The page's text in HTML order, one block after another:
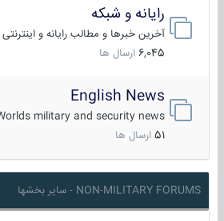
رایانه و شبکه
آخرین خبرها و مطالب رایانه و اینترنتی
6,045 ارسال ها
English News
Worlds military and security news
51 ارسال ها
NON-MILITARY FORUMS - سایر بخشها